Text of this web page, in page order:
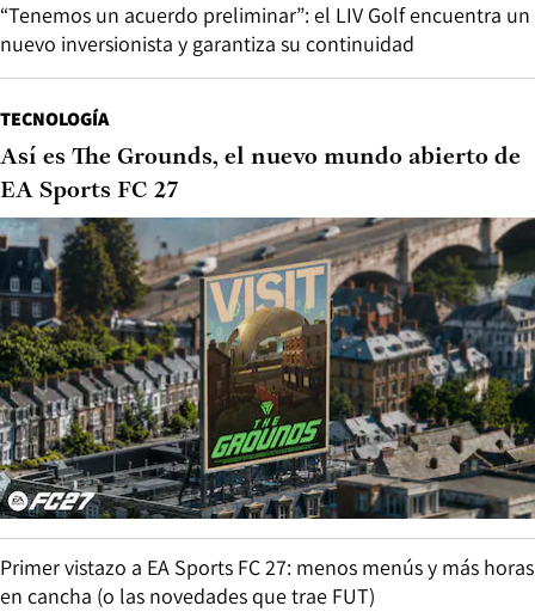
“Tenemos un acuerdo preliminar”: el LIV Golf encuentra un
nuevo inversionista y garantiza su continuidad
TECNOLOGÍA
Así es The Grounds, el nuevo mundo abierto de
EA Sports FC 27
Primer vistazo a EA Sports FC 27: menos menús y más horas
en cancha (o las novedades que trae FUT)